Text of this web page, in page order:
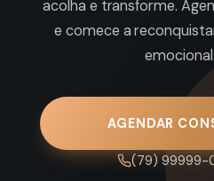
acolha e transforme.
e comece a
emocional.
AGENDAR
(79) 99999-